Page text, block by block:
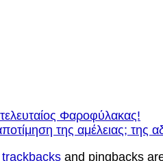
Φαροφύλακας!
της αμέλειας; της
trackbacks and pingbacks